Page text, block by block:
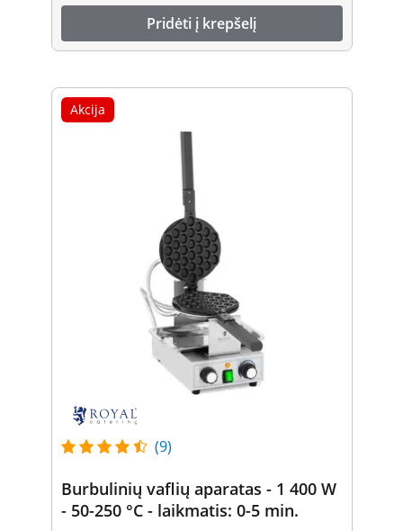
Pridėti į krepšelį
Akcija
(9)
Burbulinių vaflių aparatas - 1 400 W
- 50-250 °C - laikmatis: 0-5 min.